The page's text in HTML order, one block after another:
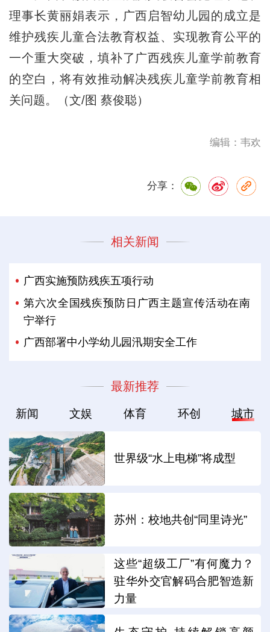
理事长黄丽娟表示，广西启智幼儿园的成立是
维护残疾儿童合法教育权益、实现教育公平的
一个重大突破，填补了广西残疾儿童学前教育
的空白，将有效推动解决残疾儿童学前教育相
关问题。（文/图 蔡俊聪）
编辑：韦欢
分享：
相关新闻
广西实施预防残疾五项行动
第六次全国残疾预防日广西主题宣传活动在南
宁举行
广西部署中小学幼儿园汛期安全工作
最新推荐
新闻 文娱 体育 环创 城市
世界级“水上电梯”将成型
苏州：校地共创“同里诗光”
这些“超级工厂”有何魔力？
驻华外交官解码合肥智造新
力量